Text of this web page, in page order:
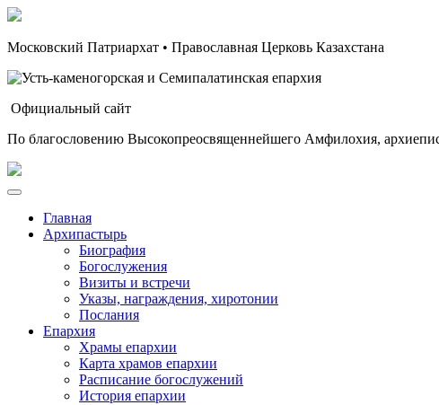
Московский Патриархат • Православная Церковь Казахстана
Официальный сайт
По благословению Высокопреосвященнейшего Амфилохия,
Главная
Архипастырь
Биография
Богослужения
Визиты и встречи
Указы, награждения, хиротонии
Послания
Епархия
Храмы епархии
Карта храмов епархии
Расписание богослужений
История епархии